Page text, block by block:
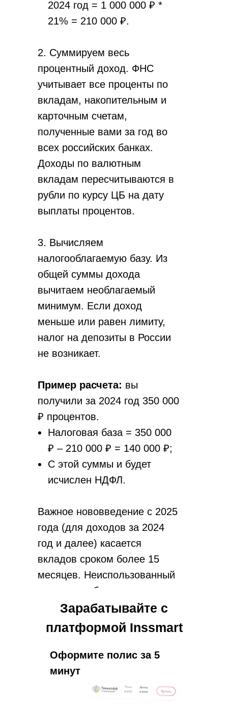
2024 год = 1 000 000 ₽ *
21% = 210 000 ₽.
2. Суммируем весь
процентный доход. ФНС
учитывает все проценты по
вкладам, накопительным и
карточным счетам,
полученные вами за год во
всех российских банках.
Доходы по валютным
вкладам пересчитываются в
рубли по курсу ЦБ на дату
выплаты процентов.
3. Вычисляем
налогооблагаемую базу. Из
общей суммы дохода
вычитаем необлагаемый
минимум. Если доход
меньше или равен лимиту,
налог на депозиты в России
не возникает.
Пример расчета: вы
получили за 2024 год 350 000
₽ процентов.
Налоговая база = 350 000
₽ – 210 000 ₽ = 140 000 ₽;
С этой суммы и будет
исчислен НДФЛ.
Важное нововведение с 2025
года (для доходов за 2024
год и далее) касается
вкладов сроком более 15
месяцев. Неиспользованный
остаток необлагаемого
лимита теперь можно
переносить на будущие годы,
в которые выплачиваются
проценты. Это выгодно для
долгосрочных депозитов.
Оформите полис за 5
минут
Зарабатывайте с
платформой Inssmart